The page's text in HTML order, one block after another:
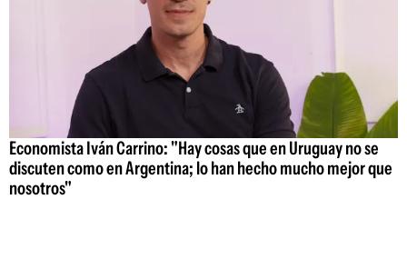
Economista Iván Carrino: "Hay cosas que en Uruguay no se
discuten como en Argentina; lo han hecho mucho mejor que
nosotros"